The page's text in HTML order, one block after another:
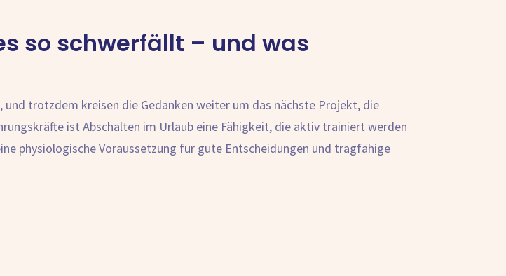
so schwerfällt – und was
trotzdem kreisen die Gedanken weiter um das nächste Projekt, die
ist Abschalten im Urlaub eine Fähigkeit, die aktiv trainiert werden
physiologische Voraussetzung für gute Entscheidungen und tragfähige